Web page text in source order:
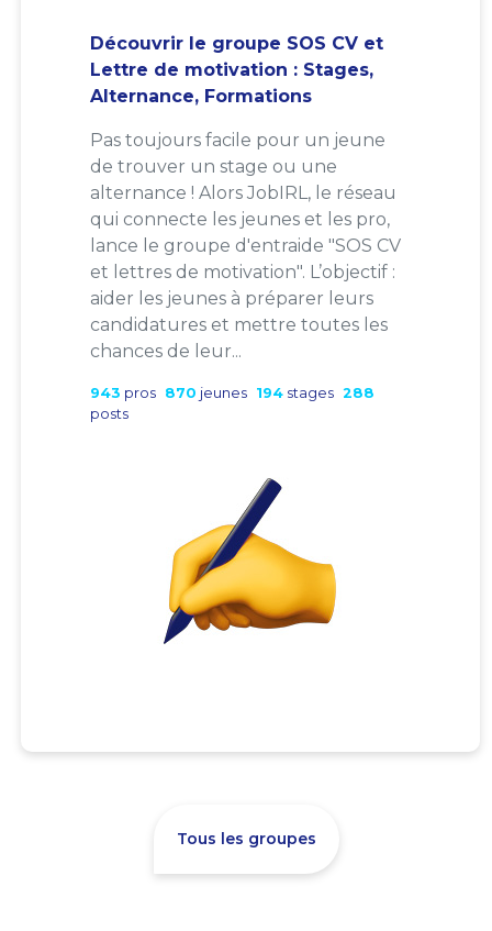
Découvrir le groupe SOS CV et
Lettre de motivation : Stages,
Alternance, Formations
Pas toujours facile pour un jeune
de trouver un stage ou une
alternance ! Alors JobIRL, le réseau
qui connecte les jeunes et les pro,
lance le groupe d'entraide "SOS CV
et lettres de motivation". L’objectif :
aider les jeunes à préparer leurs
candidatures et mettre toutes les
chances de leur...
943 pros 870 jeunes 194 stages 288
posts
Tous les groupes